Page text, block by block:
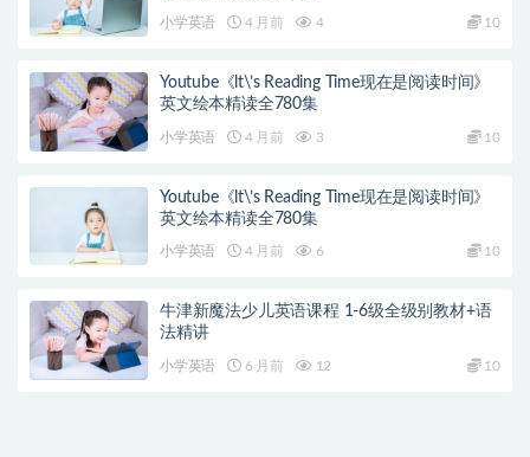
小学英语 4 月前 4 10
Youtube《lt\’s Reading Time现在是阅读时间》
英文绘本精读全780集
小学英语 4 月前 3 10
Youtube《lt\’s Reading Time现在是阅读时间》
英文绘本精读全780集
小学英语 4 月前 6 10
牛津新魔法少儿英语课程 1-6级全级别教材+语
法精讲
小学英语 6 月前 12 10